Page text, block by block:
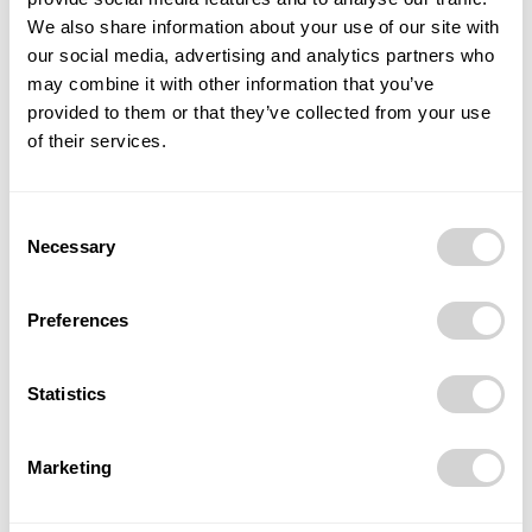
We also share information about your use of our site with
our social media, advertising and analytics partners who
may combine it with other information that you’ve
provided to them or that they’ve collected from your use
of their services.
Selection
Necessary
Preferences
Statistics
Marketing
Kennedy Ronoh
maraton Ostrava
mezinárodně certifikovaná trať
Nadační fond NINA
osobní rekord
Vítkovický stadion
Zlatá tretra Ostrava
mysli. Jak umělá inteligence
Pavel Sovička ze společnosti
Panattoni byl zvolen
obchodní komory v ČR